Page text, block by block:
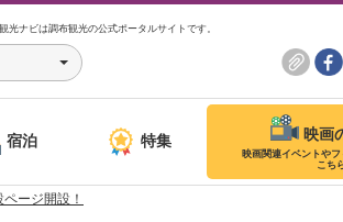
ナビは調布観光の公式ポータルサイトです。
宿泊 特集 映画
映画関連イベントや
こち
ージ開設！